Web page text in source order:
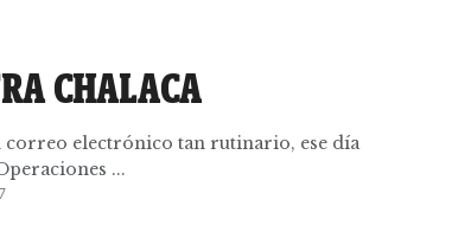
CHALACA
electrónico tan rutinario, ese día
...